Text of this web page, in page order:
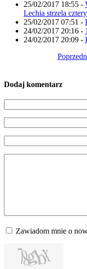
25/02/2017 18:55 -
Lechia strzela
25/02/2017 07:51 -
24/02/2017 20:16 -
24/02/2017 20:09 -
Dodaj komentarz
Zawiadom mnie o